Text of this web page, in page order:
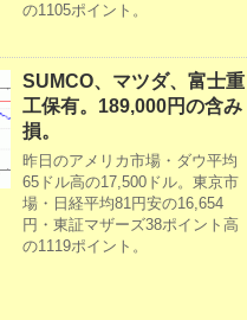
の1105ポイント。
SUMCO、マツダ、富士重
工保有。189,000円の含み
損。
昨日のアメリカ市場・ダウ平均
65ドル高の17,500ドル。東京市
場・日経平均81円安の16,654
円・東証マザーズ38ポイント高
の1119ポイント。